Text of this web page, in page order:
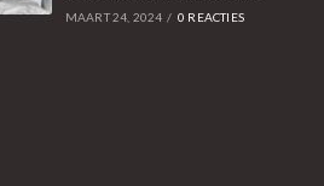
MAART 24, 2024 / 0 REACTIES